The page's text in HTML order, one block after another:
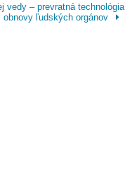
vedy – prevratná technológia
obnovy ľudských orgánov